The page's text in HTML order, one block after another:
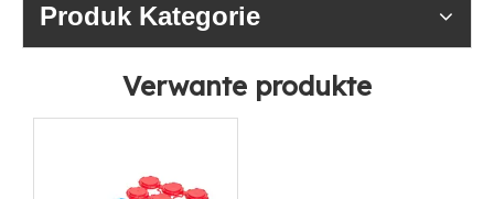
Produk Kategorie
Verwante produkte